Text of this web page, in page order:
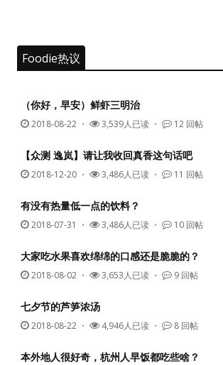
Foodie热议
（你好，早安）鲜虾三明治
2018-08-22 ・ 3,539人已读 ・ 12 回帖
【众测 逸岚】请让我收回真香这句话吧
2018-12-20 ・ 3,486人已读 ・ 11 回帖
有没有热量低一点的饮料？
2018-07-31 ・ 3,486人已读 ・ 10 回帖
大家吃水果喜欢绵绵的口感还是脆脆的？
2018-08-02 ・ 3,653人已读 ・ 9 回帖
七夕节的芦笋浓汤
2018-08-22 ・ 4,946人已读 ・ 8 回帖
本外地人很好奇，杭州人早饭都吃些啥？